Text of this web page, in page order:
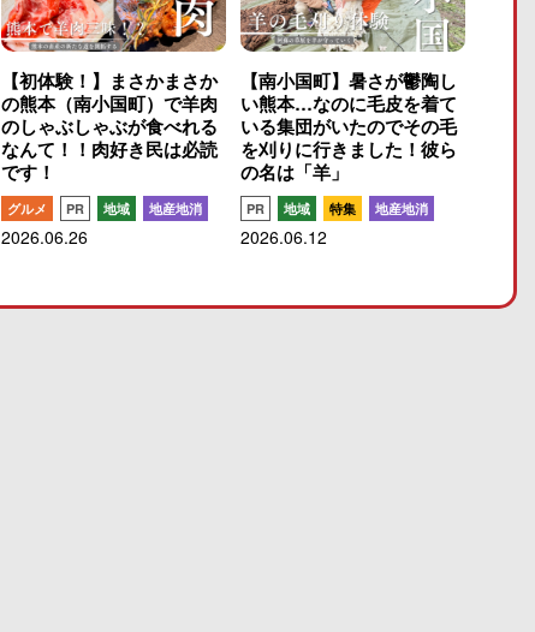
【初体験！】まさかまさか
の熊本（南小国町）で羊肉
のしゃぶしゃぶが食べれる
なんて！！肉好き民は必読
です！
グルメ PR 地域 地産地消
2026.06.26
【南小国町】暑さが鬱陶し
い熊本…なのに毛皮を着て
いる集団がいたのでその毛
を刈りに行きました！彼ら
の名は「羊」
PR 地域 特集 地産地消
2026.06.12